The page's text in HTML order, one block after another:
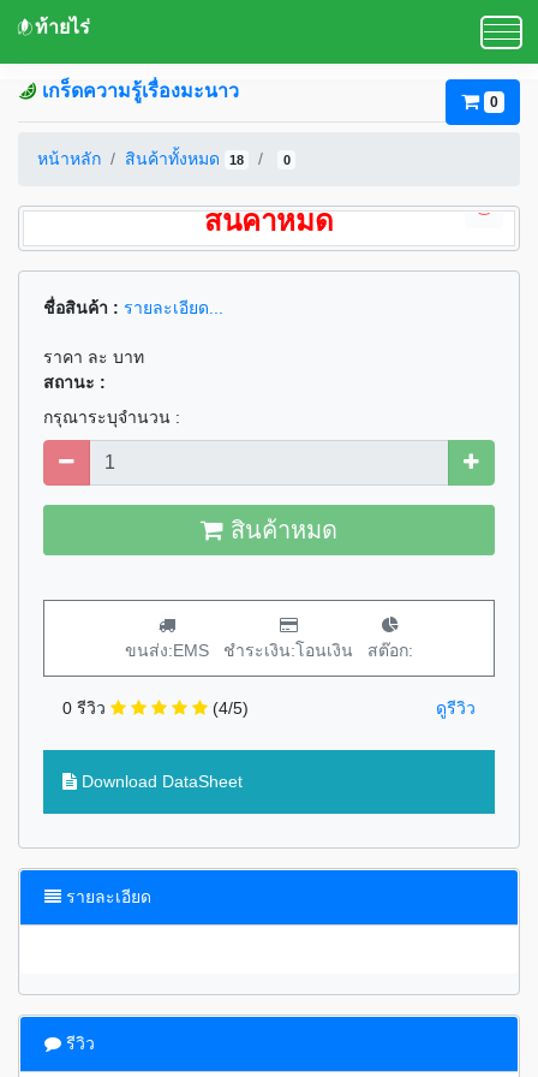
ท้ายไร่
เกร็ดความรู้เรื่องมะนาว
0
หน้าหลัก สินค้าทั้งหมด 18 0
สินค้าหมด
ชื่อสินค้า : รายละเอียด...
ราคา ละ บาท
สถานะ :
กรุณาระบุจำนวน :
สินค้าหมด
ขนส่ง:EMS ชำระเงิน:โอนเงิน สต๊อก:
0 รีวิว (4/5) ดูรีวิว
Download DataSheet
รายละเอียด
รีวิว